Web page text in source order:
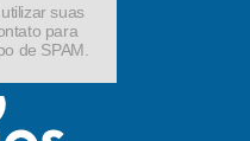
suas
para
de SPAM.